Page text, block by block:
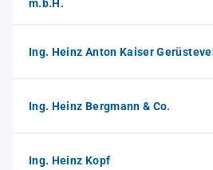
m.b.H.
Ing. Heinz Anton Kaiser
Ing. Heinz Bergmann & Co.
Ing. Heinz Kopf